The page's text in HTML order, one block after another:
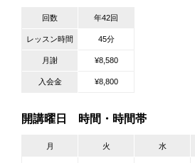
回数 年42回
レッスン時間 45分
月謝 ¥8,580
入会金 ¥8,800
開講曜日 時間・時間帯
月 火 水